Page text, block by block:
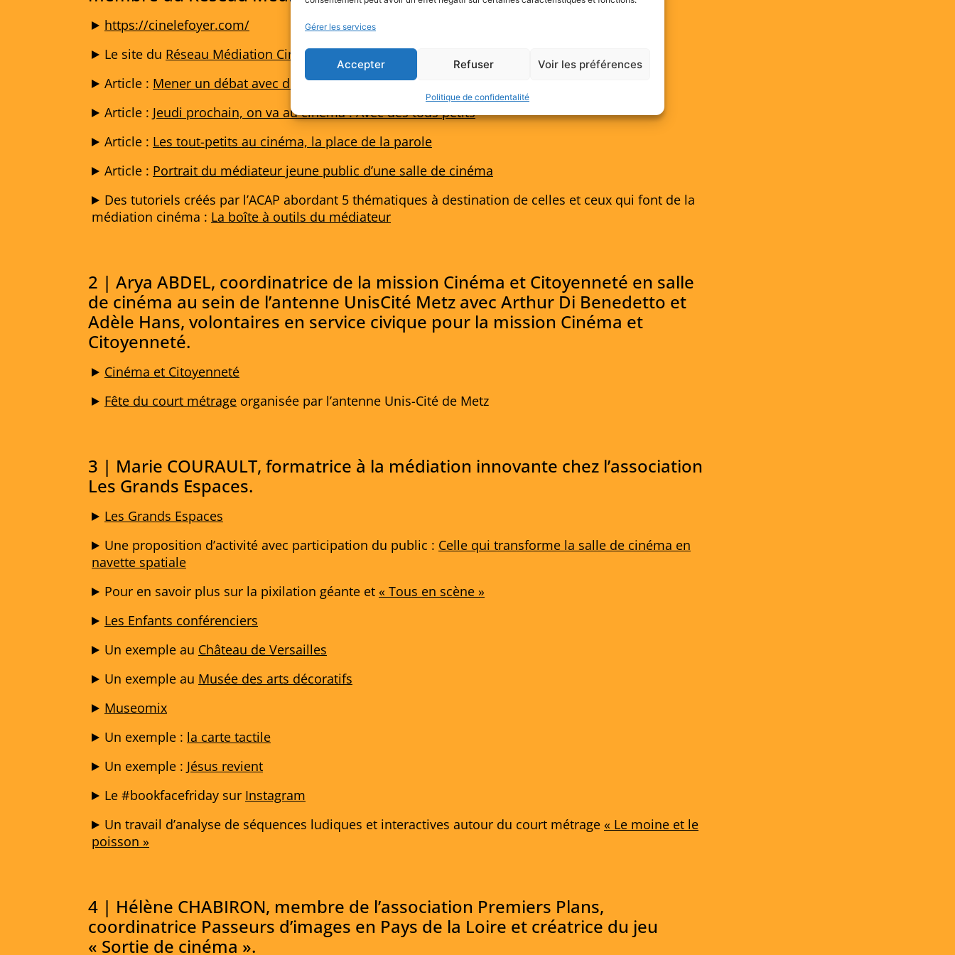
Gérer les services
Accepter Refuser Voir les préférences
Politique de confidentalité
https://cinelefoyer.com/
Le site du Réseau Médiation Cinéma
Article : Mener un débat avec des (pré)adolescents
Article : Jeudi prochain, on va au cinéma ! Avec des tous petits
Article : Les tout-petits au cinéma, la place de la parole
Article : Portrait du médiateur jeune public d’une salle de cinéma
Des tutoriels créés par l’ACAP abordant 5 thématiques à destination de celles et ceux qui font de la
médiation cinéma : La boîte à outils du médiateur
2 | Arya ABDEL, coordinatrice de la mission Cinéma et Citoyenneté en salle
de cinéma au sein de l’antenne UnisCité Metz avec Arthur Di Benedetto et
Adèle Hans, volontaires en service civique pour la mission Cinéma et
Citoyenneté.
Cinéma et Citoyenneté
Fête du court métrage organisée par l’antenne Unis-Cité de Metz
3 | Marie COURAULT, formatrice à la médiation innovante chez l’association
Les Grands Espaces.
Les Grands Espaces
Une proposition d’activité avec participation du public : Celle qui transforme la salle de cinéma en
navette spatiale
Pour en savoir plus sur la pixilation géante et « Tous en scène »
Les Enfants conférenciers
Un exemple au Château de Versailles
Un exemple au Musée des arts décoratifs
Museomix
Un exemple : la carte tactile
Un exemple : Jésus revient
Le #bookfacefriday sur Instagram
Un travail d’analyse de séquences ludiques et interactives autour du court métrage « Le moine et le
poisson »
4 | Hélène CHABIRON, membre de l’association Premiers Plans,
coordinatrice Passeurs d’images en Pays de la Loire et créatrice du jeu
« Sortie de cinéma ».